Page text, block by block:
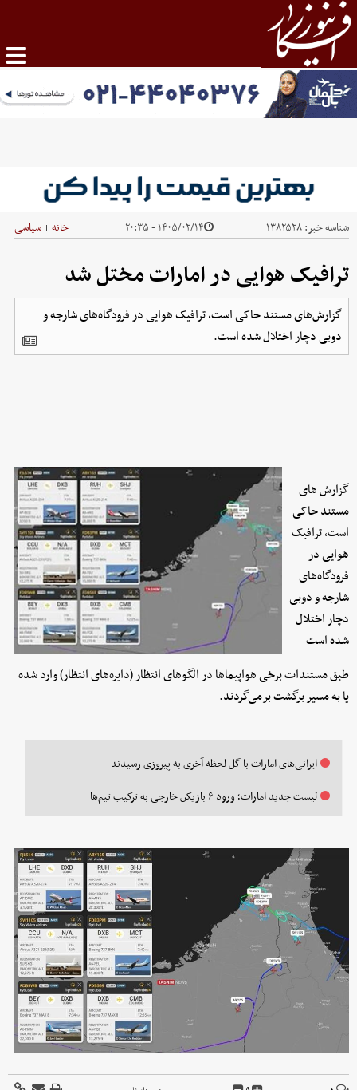
شناسه خبر:۱۳۸۲۵۲۸ ۱۴۰۵/۰۲/۱۴ - ۲۰:۳۵ خانه | سیاسی
ترافیک هوایی در امارات مختل شد
گزارش‌های مستند حاکی است، ترافیک هوایی در فرودگاه‌های شارجه و
دوبی دچار اختلال شده است.
گزارش های
مستند حاکی
است، ترافیک
هوایی در
فرودگاه‌های
شارجه و دوبی
دچار اختلال
شده است
طبق مستندات برخی هواپیماها در الگوهای انتظار (دایره‌های انتظار) وارد شده
یا به مسیر برگشت برمی‌گردند.
ایرانی‌های امارات با گل لحظه آخری به پیروزی رسیدند
لیست جدید امارات؛ ورود ۶ بازیکن خارجی به ترکیب تیم‌ها